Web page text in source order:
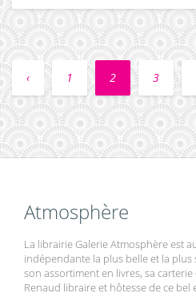
‹ 1 2 3
Atmosphère
La librairie Galerie Atmosphère est
indépendante la plus belle et la
son assortiment en livres, sa
Renaud libraire et hôtesse de ce bel